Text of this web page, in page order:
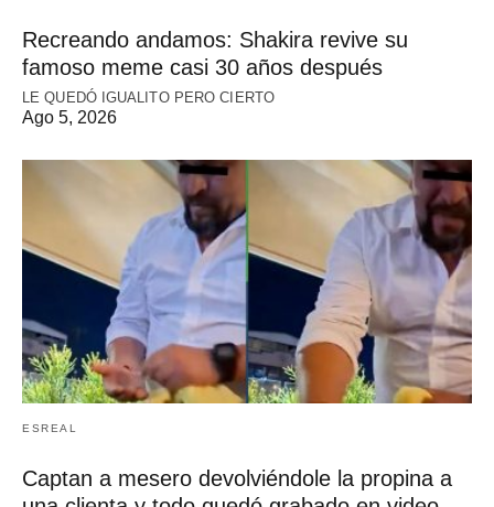
Recreando andamos: Shakira revive su
famoso meme casi 30 años después
LE QUEDÓ IGUALITO PERO CIERTO
Ago 5, 2026
ESREAL
Captan a mesero devolviéndole la propina a